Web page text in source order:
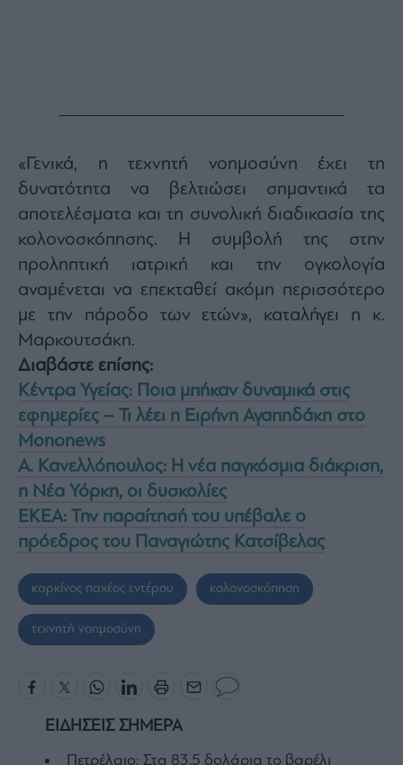
«Γενικά, η τεχνητή νοημοσύνη έχει τη
δυνατότητα να βελτιώσει σημαντικά τα
αποτελέσματα και τη συνολική διαδικασία της
κολονοσκόπησης. Η συμβολή της στην
προληπτική ιατρική και την ογκολογία
αναμένεται να επεκταθεί ακόμη περισσότερο
με την πάροδο των ετών», καταλήγει η κ.
Μαρκουτσάκη.
Διαβάστε επίσης:
Κέντρα Υγείας: Ποια μπήκαν δυναμικά στις
εφημερίες – Τι λέει η Ειρήνη Αγαπηδάκη στο
Mononews
Α. Κανελλόπουλος: Η νέα παγκόσμια διάκριση,
η Νέα Υόρκη, οι δυσκολίες
ΕΚΕΑ: Την παραίτησή του υπέβαλε ο
πρόεδρος του Παναγιώτης Κατσίβελας
καρκίνος παχέος εντέρου κολονοσκόπηση
τεχνητή νοημοσύνη
ΕΙΔΗΣΕΙΣ ΣΗΜΕΡΑ
Πετρέλαιο: Στα 83,5 δολάρια το βαρέλι